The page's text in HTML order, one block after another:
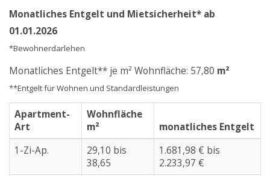
Monatliches Entgelt und Mietsicherheit* ab
01.01.2026
*Bewohnerdarlehen
Monatliches Entgelt** je m² Wohnfläche: 57,80 m²
**Entgelt für Wohnen und Standardleistungen
Apartment-
Art
Wohnfläche
m²
monatliches Entgelt
1-Zi-Ap.
29,10 bis
38,65
1.681,98 € bis
2.233,97 €